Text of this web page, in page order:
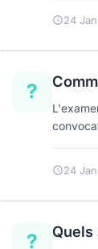
24
?
24
? Quels